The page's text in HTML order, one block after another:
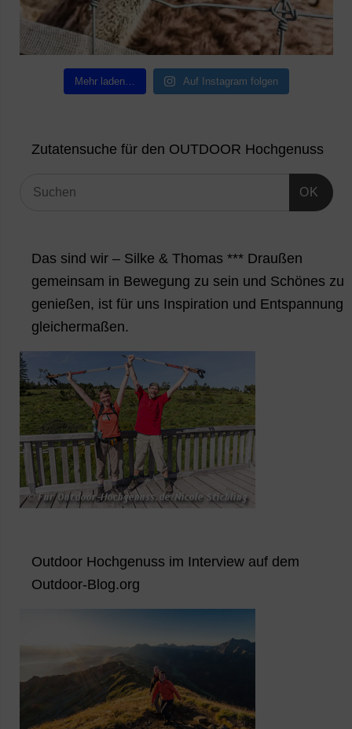
Mehr laden… Auf Instagram folgen
Zutatensuche für den OUTDOOR Hochgenuss
OK
Das sind wir – Silke & Thomas *** Draußen
gemeinsam in Bewegung zu sein und Schönes zu
genießen, ist für uns Inspiration und Entspannung
gleichermaßen.
Outdoor Hochgenuss im Interview auf dem
Outdoor-Blog.org